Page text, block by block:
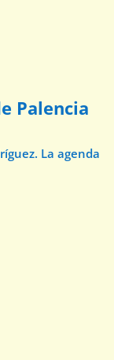
Palencia
La agenda